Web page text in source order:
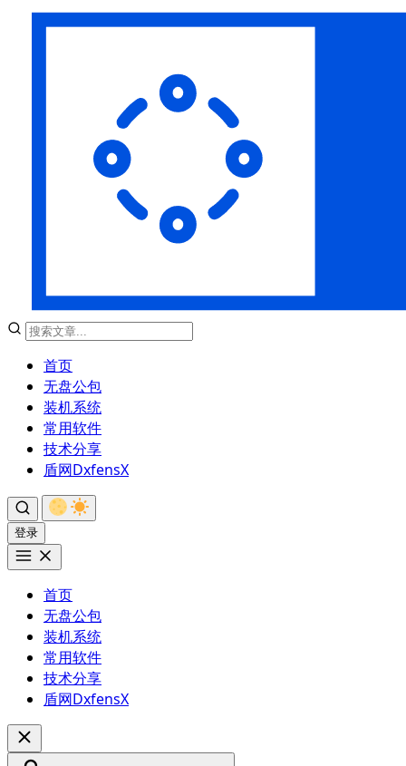
首页
无盘公包
装机系统
常用软件
技术分享
盾网DxfensX
登录
首页
无盘公包
装机系统
常用软件
技术分享
盾网DxfensX